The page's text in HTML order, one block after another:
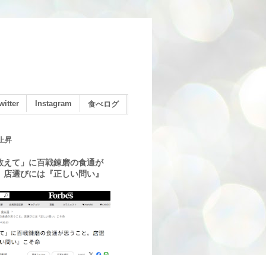
Instagram 食べログ
昇
えて」に百戦錬磨の食通が
選びには『正しい問い』